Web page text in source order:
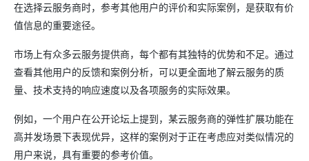
在选择云服务商时，参考其他用户的评价和实际案例，是获取有价
值信息的重要途径。
市场上有众多云服务提供商，每个都有其独特的优势和不足。通过
查看其他用户的反馈和案例分析，可以更全面地了解云服务的质
量、技术支持的响应速度以及各项服务的实际效果。
例如，一个用户在公开论坛上提到，某云服务商的弹性扩展功能在
高并发场景下表现优异，这样的案例对于正在考虑应对类似情况的
用户来说，具有重要的参考价值。